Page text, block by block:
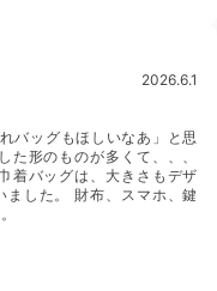
2026.6.1
バッグもほしいなあ」と思
た形のものが多くて、、、
着バッグは、大きさもデザ
した。 財布、スマホ、鍵